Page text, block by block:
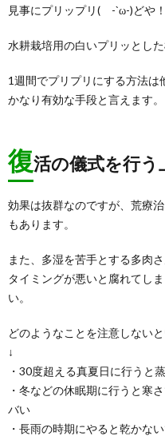
見事にプリップリ( -`ω-)どや！
水耕栽培用の白いプリッとし
1週間でプリプリにする方法は
かなり有効な手段と言えます。
復活の儀式を行う
効果は抜群なのですが、荒療
もあります。
また、多湿を苦手とする多肉
タイミングが悪いと腐れてし
い。
どのようなことを注意しない
↓
・30度超える真夏日に行うと
・冬などの休眠期に行うと寒
バい
・長雨の時期にやると乾かな